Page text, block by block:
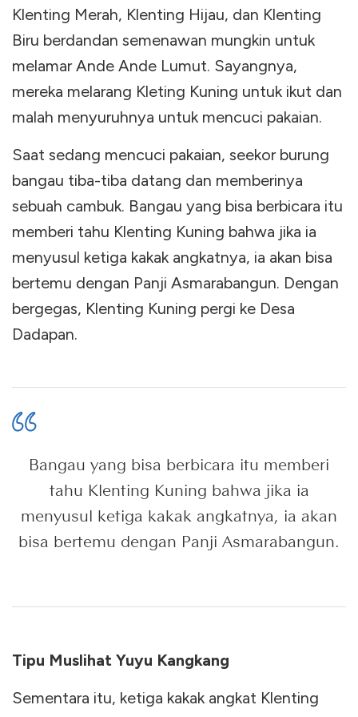
Klenting Merah, Klenting Hijau, dan Klenting
Biru berdandan semenawan mungkin untuk
melamar Ande Ande Lumut. Sayangnya,
mereka melarang Kleting Kuning untuk ikut dan
malah menyuruhnya untuk mencuci pakaian.
Saat sedang mencuci pakaian, seekor burung
bangau tiba-tiba datang dan memberinya
sebuah cambuk. Bangau yang bisa berbicara itu
memberi tahu Klenting Kuning bahwa jika ia
menyusul ketiga kakak angkatnya, ia akan bisa
bertemu dengan Panji Asmarabangun. Dengan
bergegas, Klenting Kuning pergi ke Desa
Dadapan.
Bangau yang bisa berbicara itu memberi
tahu Klenting Kuning bahwa jika ia
menyusul ketiga kakak angkatnya, ia akan
bisa bertemu dengan Panji Asmarabangun.
Tipu Muslihat Yuyu Kangkang
Sementara itu, ketiga kakak angkat Klenting